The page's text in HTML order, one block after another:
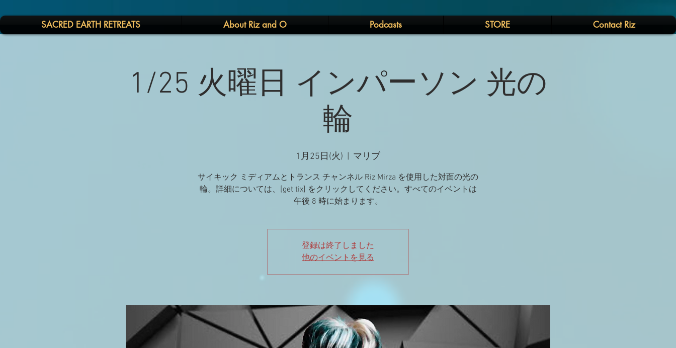
SACRED EARTH RETREATS About Riz and O Podcasts STORE Contact Riz
1/25 火曜日 インパーソン 光の
輪
1月25日(火) マリブ
サイキック ミディアムとトランス チャンネル Riz Mirza を使用した対面の光の
輪。詳細については、[get tix] をクリックしてください。すべてのイベントは
午後 8 時に始まります。
登録は終了しました
他のイベントを見る